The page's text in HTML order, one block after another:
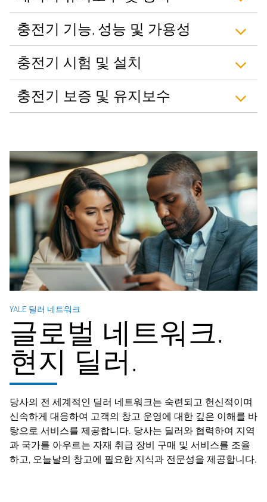
충전기 기능, 성능 및 가용성
충전기 시험 및 설치
충전기 보증 및 유지보수
YALE 딜러 네트워크
글로벌 네트워크.
현지 딜러.
당사의 전 세계적인 딜러 네트워크는 숙련되고 헌신적이며
신속하게 대응하여 고객의 창고 운영에 대한 깊은 이해를 바
탕으로 서비스를 제공합니다. 당사는 딜러와 협력하여 지역
과 국가를 아우르는 자재 취급 장비 구매 및 서비스를 조율
하고, 오늘날의 창고에 필요한 지식과 전문성을 제공합니다.